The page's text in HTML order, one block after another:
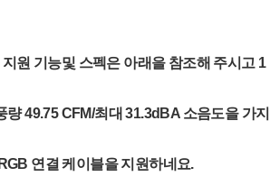
원 기능및 스펙은 아래을 참조해 주시고 1
량 49.75 CFM/최대 31.3dBA 소음도을 가지
연결 케이블을 지원하네요.